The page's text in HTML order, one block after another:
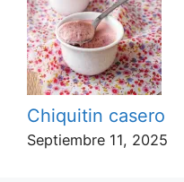
Chiquitin casero
Septiembre 11, 2025